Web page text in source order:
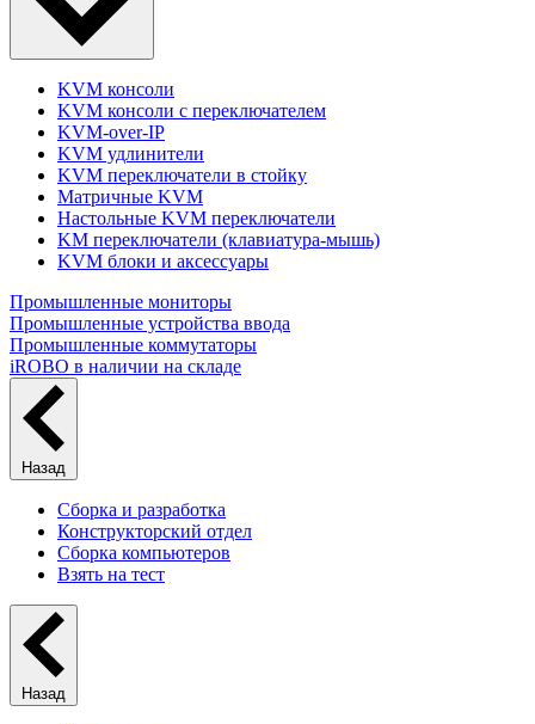
KVM консоли
KVM консоли с переключателем
KVM-over-IP
KVM удлинители
KVM переключатели в стойку
Матричные KVM
Настольные KVM переключатели
KM переключатели (клавиатура-мышь)
KVM блоки и аксессуары
Промышленные мониторы
Промышленные устройства ввода
Промышленные коммутаторы
iROBO в наличии на складе
Назад
Сборка и разработка
Конструкторский отдел
Сборка компьютеров
Взять на тест
Назад